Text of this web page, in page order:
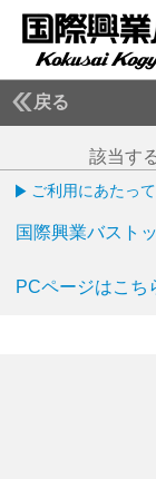
戻る
該当す
ご利用にあたって
国際興業バスト
PCページはこち